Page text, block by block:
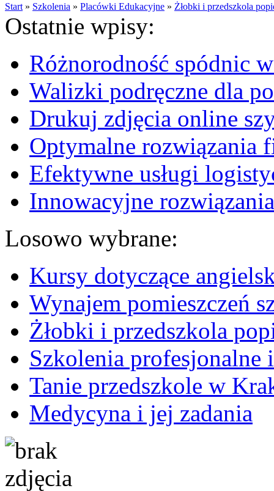
Start » Szkolenia » Placówki Edukacyjne » Żłobki i przedszkola
Ostatnie wpisy:
Różnorodność spódnic
Walizki podręczne dla
Drukuj zdjęcia online
Optymalne rozwiązania
Efektywne usługi
Innowacyjne
Losowo wybrane:
Kursy dotyczące
Wynajem pomieszczeń
Żłobki i przedszkola
Szkolenia profesjonalne
Tanie przedszkole w
Medycyna i jej zadania